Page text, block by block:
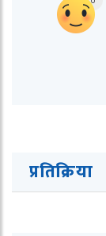
प्रतिक्रिया